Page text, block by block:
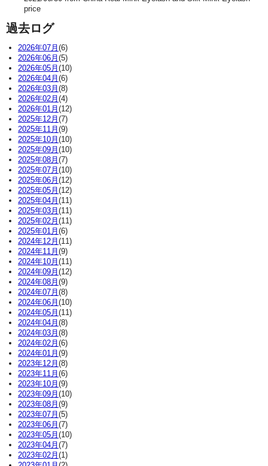
price
過去ログ
2026年07月(6)
2026年06月(5)
2026年05月(10)
2026年04月(6)
2026年03月(8)
2026年02月(4)
2026年01月(12)
2025年12月(7)
2025年11月(9)
2025年10月(10)
2025年09月(10)
2025年08月(7)
2025年07月(10)
2025年06月(12)
2025年05月(12)
2025年04月(11)
2025年03月(11)
2025年02月(11)
2025年01月(6)
2024年12月(11)
2024年11月(9)
2024年10月(11)
2024年09月(12)
2024年08月(9)
2024年07月(8)
2024年06月(10)
2024年05月(11)
2024年04月(8)
2024年03月(8)
2024年02月(6)
2024年01月(9)
2023年12月(8)
2023年11月(6)
2023年10月(9)
2023年09月(10)
2023年08月(9)
2023年07月(5)
2023年06月(7)
2023年05月(10)
2023年04月(7)
2023年02月(1)